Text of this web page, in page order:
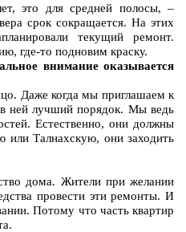
это для средней полосы, –
срок сокращается. На этих
текущий ремонт.
где-то подновим краску.
внимание оказывается
Даже когда мы приглашаем к
ней лучший порядок. Мы ведь
Естественно, они должны
или Талнахскую, они заходить
дома. Жители при желании
провести эти ремонты. И
Потому что часть квартир